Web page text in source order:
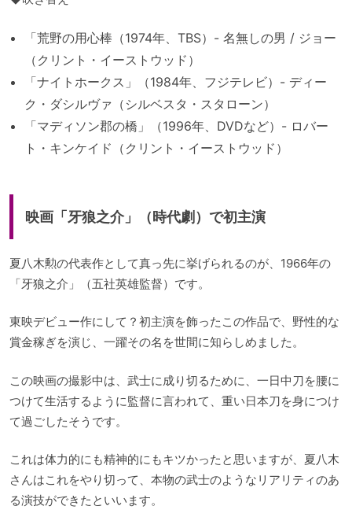
「荒野の用心棒（1974年、TBS）- 名無しの男 / ジョー
（クリント・イーストウッド）
「ナイトホークス」（1984年、フジテレビ）- ディー
ク・ダシルヴァ（シルベスタ・スタローン）
「マディソン郡の橋」（1996年、DVDなど）- ロバー
ト・キンケイド（クリント・イーストウッド）
映画「牙狼之介」（時代劇）で初主演
夏八木勲の代表作として真っ先に挙げられるのが、1966年の
「牙狼之介」（五社英雄監督）です。
東映デビュー作にして？初主演を飾ったこの作品で、野性的な
賞金稼ぎを演じ、一躍その名を世間に知らしめました。
この映画の撮影中は、武士に成り切るために、一日中刀を腰に
つけて生活するように監督に言われて、重い日本刀を身につけ
て過ごしたそうです。
これは体力的にも精神的にもキツかったと思いますが、夏八木
さんはこれをやり切って、本物の武士のようなリアリティのあ
る演技ができたといいます。